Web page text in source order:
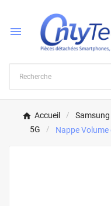

Accueil Samsung
5G
Nappe Volume